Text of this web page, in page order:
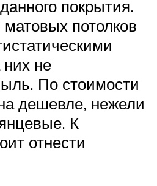
покрытия.
потолков
не
По стоимости
дешевле, нежели
К
отнести